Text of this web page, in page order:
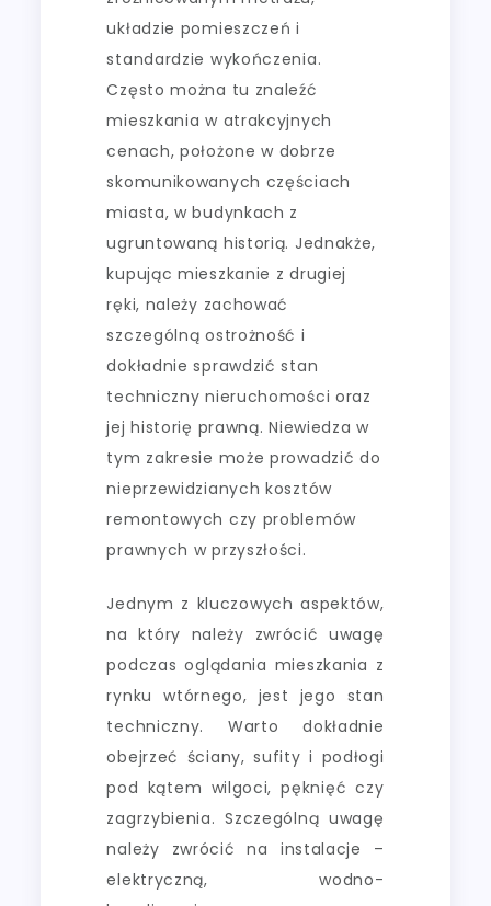
układzie pomieszczeń i
standardzie wykończenia.
Często można tu znaleźć
mieszkania w atrakcyjnych
cenach, położone w dobrze
skomunikowanych częściach
miasta, w budynkach z
ugruntowaną historią. Jednakże,
kupując mieszkanie z drugiej
ręki, należy zachować
szczególną ostrożność i
dokładnie sprawdzić stan
techniczny nieruchomości oraz
jej historię prawną. Niewiedza w
tym zakresie może prowadzić do
nieprzewidzianych kosztów
remontowych czy problemów
prawnych w przyszłości.
Jednym z kluczowych aspektów,
na który należy zwrócić uwagę
podczas oglądania mieszkania z
rynku wtórnego, jest jego stan
techniczny. Warto dokładnie
obejrzeć ściany, sufity i podłogi
pod kątem wilgoci, pęknięć czy
zagrzybienia. Szczególną uwagę
należy zwrócić na instalacje –
elektryczną, wodno-